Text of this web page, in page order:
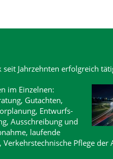
Jahrzehnten erfolgreich
im Einzelnen:
Gutachten,
Entwurfs-
Ausschreibung und
laufende
Pflege der